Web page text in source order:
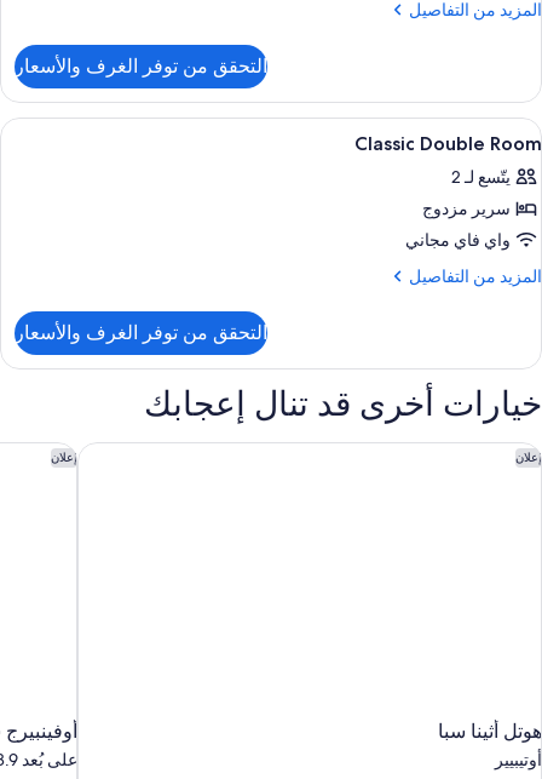
المزيد من التفاصيل
المزيد
Suite
التحقق من توفر الغرف والأسعار
استعراض
جميع
صور
Classic
Double
Room
ميني بار وخزنة داخل الغرفة ومكتب
5
Classic Double Room
يتّسع لـ 2
سرير مزدوج
واي فاي مجاني
المزيد من التفاصيل
المزيد
Classic
Double
Room
التحقق من توفر الغرف والأسعار
خيارات أخرى قد تنال إعجابك
إعلان
هوتل أثينا سبا
أوتيبيير
هوتل أثينا سبا إعلان
على بُعد 18.9 كم من ستراسبورج